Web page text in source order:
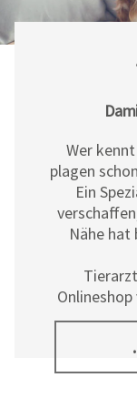
Wer
plagen
Ein
Nähe hat
sowie
Katzen und